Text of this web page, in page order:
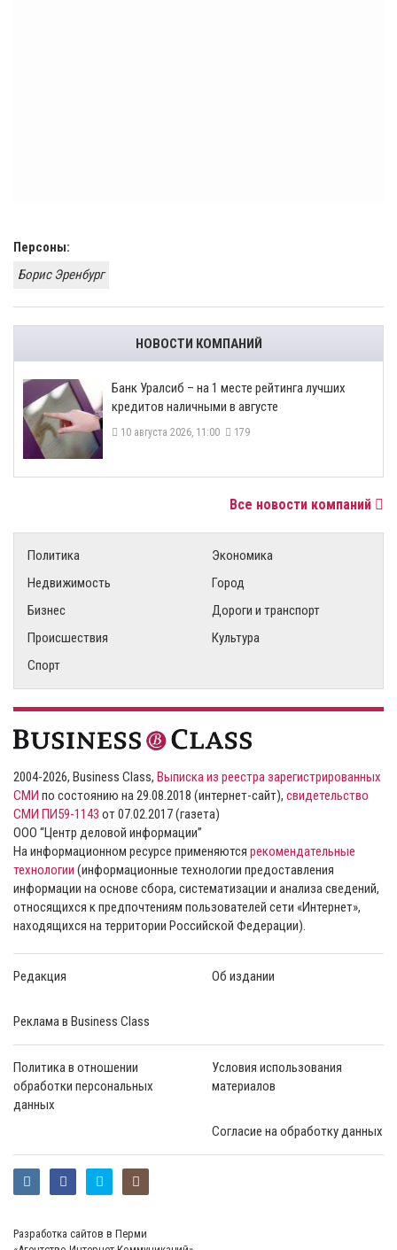
Персоны:
Борис Эренбург
НОВОСТИ КОМПАНИЙ
Банк Уралсиб – на 1 месте рейтинга лучших
кредитов наличными в августе
10 августа 2026, 11:00 179
Все новости компаний
Политика
Экономика
Недвижимость
Город
Бизнес
Дороги и транспорт
Происшествия
Культура
Спорт
2004-2026, Business Class, Выписка из реестра зарегистрированных
СМИ по состоянию на 29.08.2018 (интернет-сайт), свидетельство
СМИ ПИ59-1143 от 07.02.2017 (газета)
ООО “Центр деловой информации”
На информационном ресурсе применяются рекомендательные
технологии (информационные технологии предоставления
информации на основе сбора, систематизации и анализа сведений,
относящихся к предпочтениям пользователей сети «Интернет»,
находящихся на территории Российской Федерации).
Редакция Об издании
Реклама в Business Class
Политика в отношении
обработки персональных
данных
Условия использования
материалов
Согласие на обработку данных
Разработка сайтов в Перми